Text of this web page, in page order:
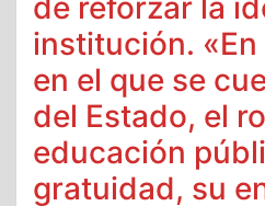
de reforzar la
institución.
en el que se
del Estado, el
educación
gratuidad, su